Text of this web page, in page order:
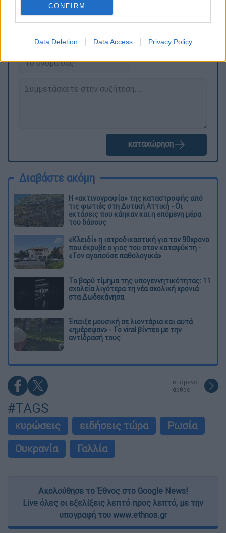
CONFIRM
Data Deletion Data Access Privacy Policy
διαγράφονται
καταχώρηση
Διαβάστε ακόμη
Η «ακτινογραφία» της καταστροφής από
τις φωτιές στη Δυτική Αττική - Οι
εκτάσεις που κάηκαν και η επόμενη μέρα
του δάσους
«Κλειδί» η ιατροδικαστική για τον 90χρονο
που έκρυβε ο γιος του στον καταψύκτη -
«Τον αγαπούσε παθολογικά»
Το βαρύ τίμημα της υπογεννητικότητας: 11
σχολεία λιγότερα τη νέα σχολική χρονιά
στα Δωδεκάνησα
Έπαιξε μουσική σε λιοντάρια και αυτά
«ημέρεψαν» - Το viral βίντεο με την
αντίδρασή τους
επόμενο
άρθρο
#TAGS
κυρώσεις ειδήσεις τώρα
Ρωσία
Ουκρανία
Γαλλία
Ακολούθησε το Έθνος στο Google News!
Live όλες οι εξελίξεις λεπτό προς λεπτό, με την
υπογραφή του www.ethnos.gr